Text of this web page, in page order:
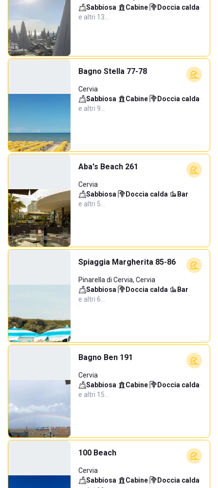
Sabbiosa· Cabine· Doccia calda·
e altri 13…
Bagno Stella 77-78
Cervia
Sabbiosa· Cabine· Doccia calda·
e altri 9…
Aba's Beach 261
Cervia
Sabbiosa· Doccia calda· Bar·
e altri 5…
Spiaggia Margherita 85-86
Pinarella di Cervia, Cervia
Sabbiosa· Doccia calda· Bar·
e altri 6…
Bagno Ben 191
Cervia
Sabbiosa· Cabine· Doccia calda·
e altri 15…
100 Beach
Cervia
Sabbiosa· Cabine· Doccia calda·